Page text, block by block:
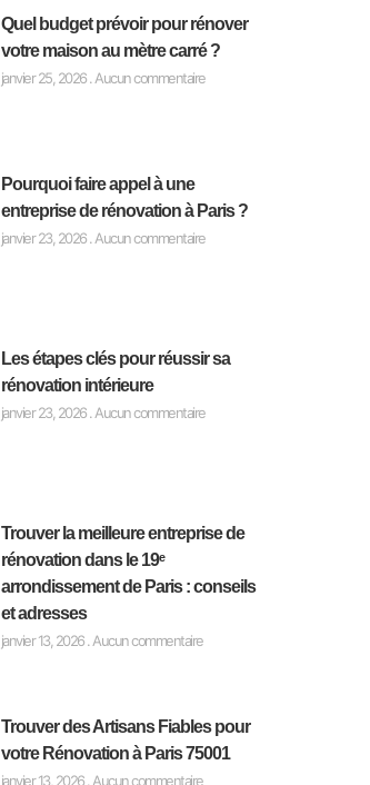
Quel budget prévoir pour rénover
votre maison au mètre carré ?
janvier 25, 2026 Aucun commentaire
Pourquoi faire appel à une
entreprise de rénovation à Paris ?
janvier 23, 2026 Aucun commentaire
Les étapes clés pour réussir sa
rénovation intérieure
janvier 23, 2026 Aucun commentaire
Trouver la meilleure entreprise de
rénovation dans le 19ᵉ
arrondissement de Paris : conseils
et adresses
janvier 13, 2026 Aucun commentaire
Trouver des Artisans Fiables pour
votre Rénovation à Paris 75001
janvier 13, 2026 Aucun commentaire